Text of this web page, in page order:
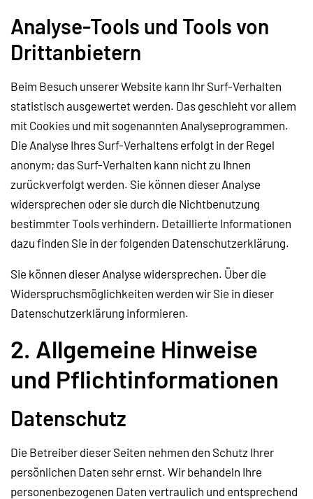
Analyse-Tools und Tools von
Drittanbietern
Beim Besuch unserer Website kann Ihr Surf-Verhalten
statistisch ausgewertet werden. Das geschieht vor allem
mit Cookies und mit sogenannten Analyseprogrammen.
Die Analyse Ihres Surf-Verhaltens erfolgt in der Regel
anonym; das Surf-Verhalten kann nicht zu Ihnen
zurückverfolgt werden. Sie können dieser Analyse
widersprechen oder sie durch die Nichtbenutzung
bestimmter Tools verhindern. Detaillierte Informationen
dazu finden Sie in der folgenden Datenschutzerklärung.
Sie können dieser Analyse widersprechen. Über die
Widerspruchsmöglichkeiten werden wir Sie in dieser
Datenschutzerklärung informieren.
2. Allgemeine Hinweise
und Pflichtinformationen
Datenschutz
Die Betreiber dieser Seiten nehmen den Schutz Ihrer
persönlichen Daten sehr ernst. Wir behandeln Ihre
personenbezogenen Daten vertraulich und entsprechend